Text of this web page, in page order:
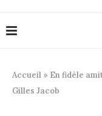
Accueil » En fidèle
Gilles Jacob